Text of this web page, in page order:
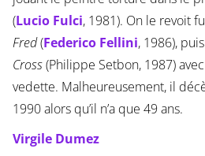
(Lucio Fulci, 1981). On le revoit
Fred(Federico Fellini, 1986),
Cross(Philippe Setbon, 1987)
vedette. Malheureusement, il
1990 alors qu’il n’a que 49 ans.
Virgile Dumez